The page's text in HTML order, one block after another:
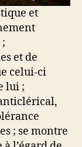
et
et de
celui-ci
lui ;
; se montre